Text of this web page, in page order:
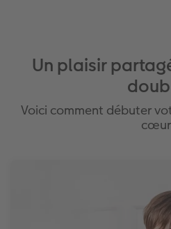
Un plaisir
Voici comment débuter
cœur